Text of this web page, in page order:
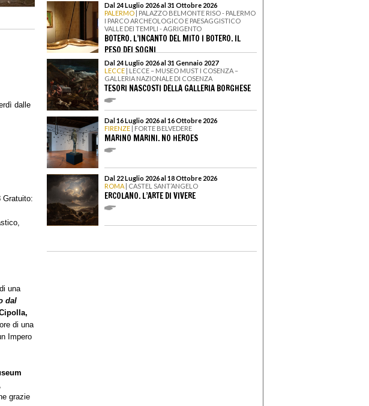
dalle
Gratuito:
una
dal
di una
Impero
grazie
Dal 24 Luglio 2026 al 31 Ottobre 2026
PALERMO | PALAZZO BELMONTE RISO - PALERMO
I PARCO ARCHEOLOGICO E PAESAGGISTICO
VALLE DEI TEMPLI - AGRIGENTO
BOTERO. L’INCANTO DEL MITO I BOTERO. IL
PESO DEI SOGNI
Dal 24 Luglio 2026 al 31 Gennaio 2027
LECCE | LECCE – MUSEO MUST I COSENZA –
GALLERIA NAZIONALE DI COSENZA
TESORI NASCOSTI DELLA GALLERIA BORGHESE
Dal 16 Luglio 2026 al 16 Ottobre 2026
FIRENZE | FORTE BELVEDERE
MARINO MARINI. NO HEROES
Dal 22 Luglio 2026 al 18 Ottobre 2026
ROMA | CASTEL SANT’ANGELO
ERCOLANO. L’ARTE DI VIVERE